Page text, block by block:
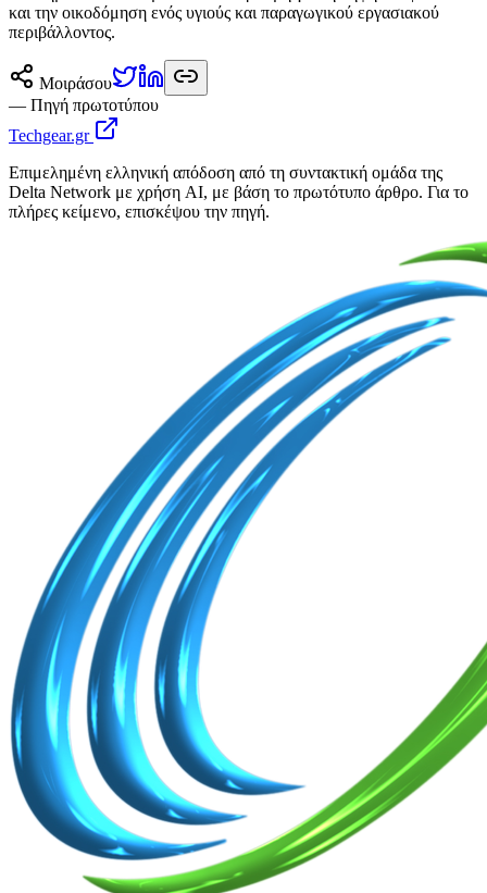
και την οικοδόμηση ενός υγιούς και παραγωγικού εργασιακού
περιβάλλοντος.
Μοιράσου
— Πηγή πρωτοτύπου
Techgear.gr
Επιμελημένη ελληνική απόδοση από τη συντακτική ομάδα της
Delta Network με χρήση AI, με βάση το πρωτότυπο άρθρο. Για το
πλήρες κείμενο, επισκέψου την πηγή.